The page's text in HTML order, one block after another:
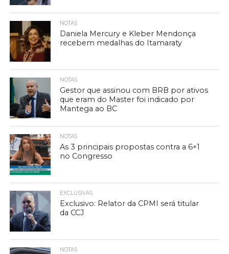
NOTAS
Daniela Mercury e Kleber Mendonça
recebem medalhas do Itamaraty
NOTAS
Gestor que assinou com BRB por ativos
que eram do Master foi indicado por
Mantega ao BC
NOTAS
As 3 principais propostas contra a 6×1
no Congresso
EXCLUSIVAS
Exclusivo: Relator da CPMI será titular
da CCJ
NOTAS